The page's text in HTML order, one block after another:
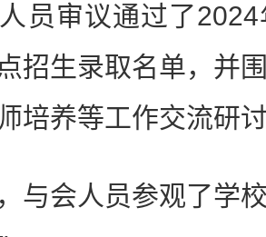
审议通过了2024
招生录取名单，并
培养等工作交流研
会人员参观了学校